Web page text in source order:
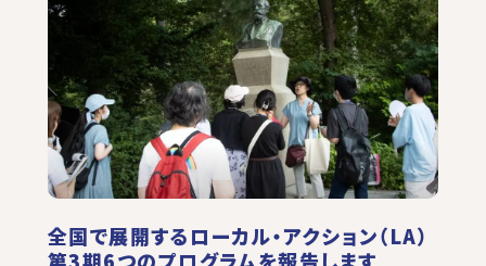
全国で展開するローカル・アクション（LA）
第3期6つのプログラムを報告します